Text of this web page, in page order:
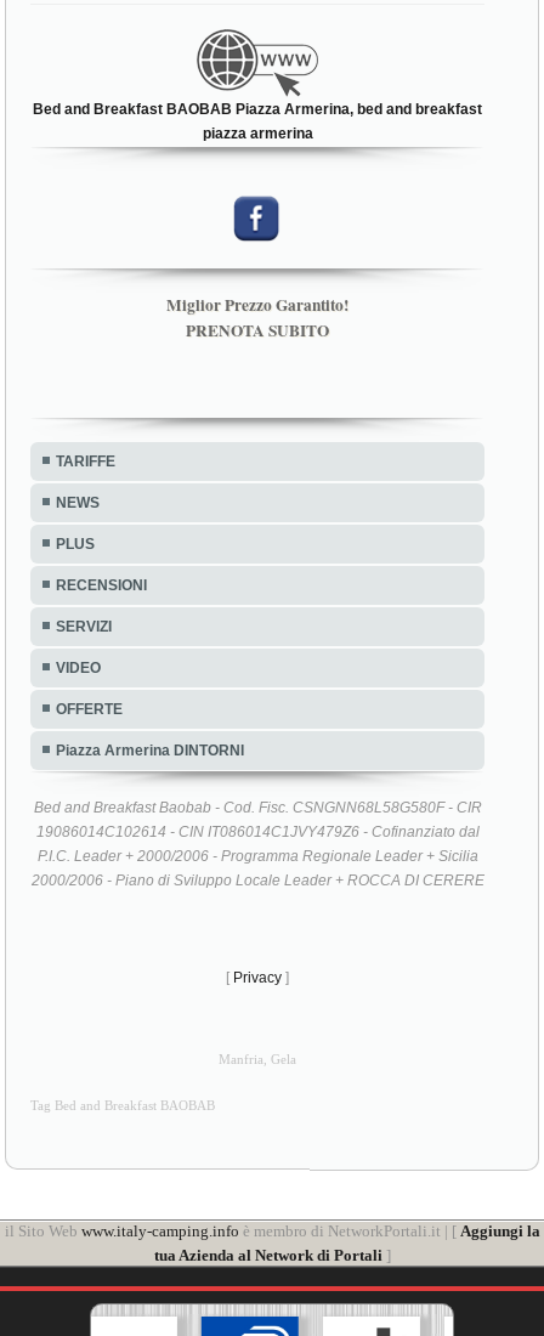
Bed and Breakfast BAOBAB Piazza Armerina, bed and breakfast
piazza armerina
Miglior Prezzo Garantito!
PRENOTA SUBITO
TARIFFE
NEWS
PLUS
RECENSIONI
SERVIZI
VIDEO
OFFERTE
Piazza Armerina DINTORNI
Bed and Breakfast Baobab - Cod. Fisc. CSNGNN68L58G580F - CIR
19086014C102614 - CIN IT086014C1JVY479Z6 - Cofinanziato dal
P.I.C. Leader + 2000/2006 - Programma Regionale Leader + Sicilia
2000/2006 - Piano di Sviluppo Locale Leader + ROCCA DI CERERE
[ Privacy ]
Manfria, Gela
Tag Bed and Breakfast BAOBAB
il Sito Web www.italy-camping.info è membro di NetworkPortali.it | [ Aggiungi la
tua Azienda al Network di Portali ]